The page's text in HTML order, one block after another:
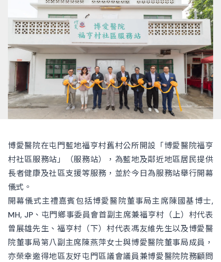
博愛醫院在屯門藍地福亨村舊村公所開設「博愛醫院福亨
村社區服務站」（服務站），為藍地及鄰近地區居民提供
長者健康及社區支援等服務，並於今日為服務站舉行開幕
儀式。
開幕儀式主禮嘉賓包括博愛醫院董事局主席陳國基博士,
MH, JP、屯門鄉事委員會首副主席兼福亨村（上）村代表
曾展雄先生、福亨村（下）村代表馮友維先生以及博愛醫
院董事局第八副主席陳燕萍女士與博愛醫院董事局成員，
亦榮幸邀得地區友好屯門區議會議員兼博愛醫院院務顧問